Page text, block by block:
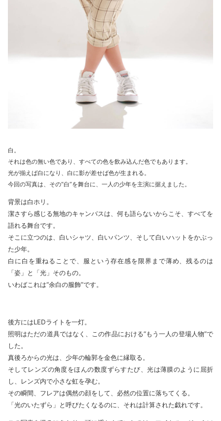
白。
それは色の無い色であり、すべての色を飲み込んだ色でもあります。
光が揃えば白になり、白に影が差せば色が生まれる。
今回の写真は、その“白”を舞台に、一人の少年を主演に据えました。
背景は白ホリ。
潔さすら感じる無地のキャンバスは、何も語らないからこそ、すべてを
語れる舞台です。
そこに立つのは、白いシャツ、白いパンツ、そして白いハットをかぶっ
た少年。
白に白を重ねることで、服という存在感を限界まで薄め、残るのは
「姿」と「光」そのもの。
いわばこれは“余白の服飾”です。
後方にはLEDライトを一灯。
照明はただの道具ではなく、この作品における“もう一人の登場人物”で
した。
真後ろからの光は、少年の輪郭を金色に縁取る。
そしてレンズの角度をほんの数度ずらすたび、光は薄膜のように屈折
し、レンズ内で小さな虹を孕む。
その瞬間、フレアは偶然の顔をして、必然の位置に落ちてくる。
「光のいたずら」と呼びたくなるのに、それは計算された戯れです。